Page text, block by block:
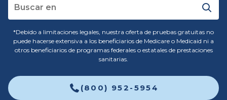
*Debido a limitaciones legales, nuestra oferta de pruebas gratuitas no
puede hacerse extensiva a los beneficiarios de Medicare o Medicaid ni a
otros beneficiarios de programas federales o estatales de prestaciones
sanitarias.
(800) 952-5954